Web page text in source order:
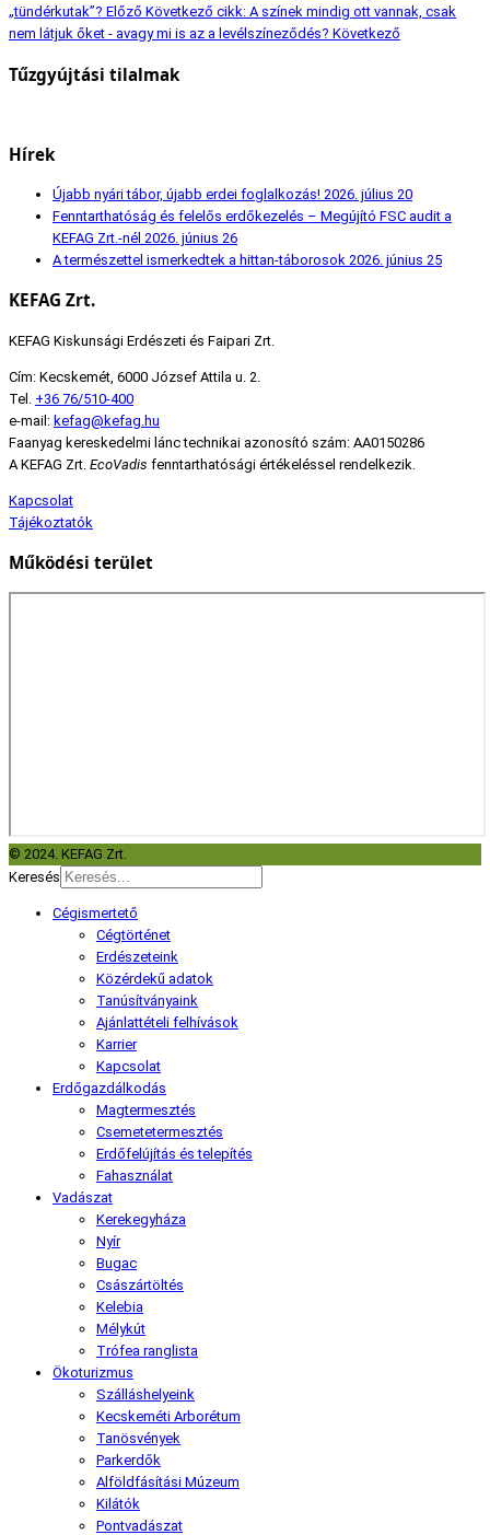
„tündérkutak”? Előző Következő cikk: A színek mindig ott vannak, csak
nem látjuk őket - avagy mi is az a levélszíneződés? Következő
Tűzgyújtási tilalmak
Hírek
Újabb nyári tábor, újabb erdei foglalkozás! 2026. július 20
Fenntarthatóság és felelős erdőkezelés – Megújító FSC audit a
KEFAG Zrt.-nél 2026. június 26
A természettel ismerkedtek a hittan-táborosok 2026. június 25
KEFAG Zrt.
KEFAG Kiskunsági Erdészeti és Faipari Zrt.
Cím: Kecskemét, 6000 József Attila u. 2.
Tel. +36 76/510-400
e-mail: kefag@kefag.hu
Faanyag kereskedelmi lánc technikai azonosító szám: AA0150286
A KEFAG Zrt. EcoVadis fenntarthatósági értékeléssel rendelkezik.
Kapcsolat
Tájékoztatók
Működési terület
© 2024. KEFAG Zrt.
Keresés
Cégismertető
Cégtörténet
Erdészeteink
Közérdekű adatok
Tanúsítványaink
Ajánlattételi felhívások
Karrier
Kapcsolat
Erdőgazdálkodás
Magtermesztés
Csemetetermesztés
Erdőfelújítás és telepítés
Fahasználat
Vadászat
Kerekegyháza
Nyír
Bugac
Császártöltés
Kelebia
Mélykút
Trófea ranglista
Ökoturizmus
Szálláshelyeink
Kecskeméti Arborétum
Tanösvények
Parkerdők
Alföldfásítási Múzeum
Kilátók
Pontvadászat